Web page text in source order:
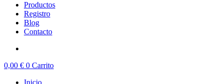
Productos
Registro
Blog
Contacto
0,00 € 0 Carrito